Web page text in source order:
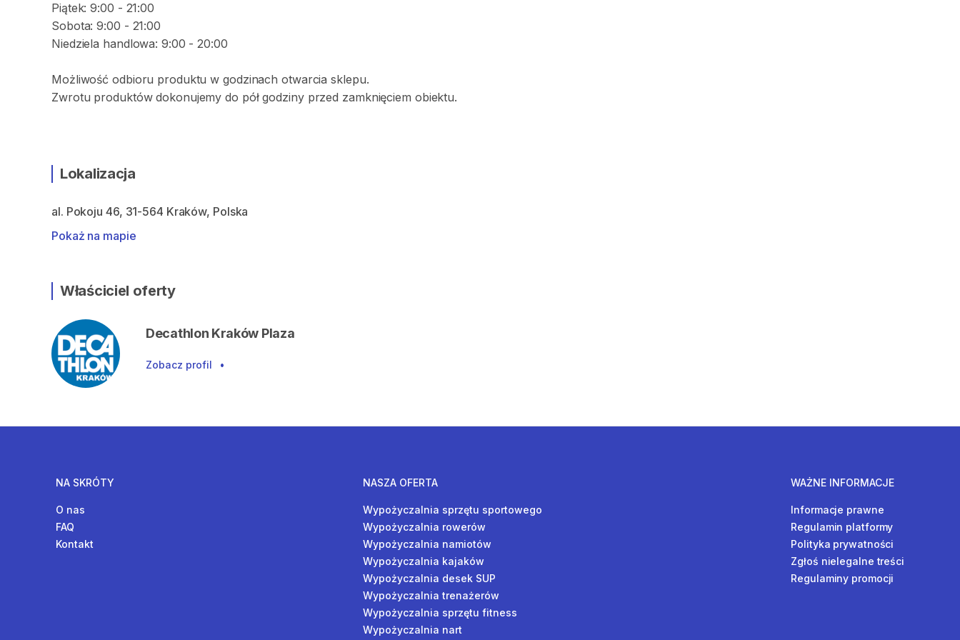
Piątek: 9:00 - 21:00
Sobota: 9:00 - 21:00
Niedziela handlowa: 9:00 - 20:00
Możliwość odbioru produktu w godzinach otwarcia sklepu.
Zwrotu produktów dokonujemy do pół godziny przed zamknięciem obiektu.
Lokalizacja
al. Pokoju 46, 31-564 Kraków, Polska
Pokaż na mapie
Właściciel oferty
Decathlon Kraków Plaza
Zobacz profil •
NA SKRÓTY
O nas
FAQ
Kontakt
NASZA OFERTA
Wypożyczalnia sprzętu sportowego
Wypożyczalnia rowerów
Wypożyczalnia namiotów
Wypożyczalnia kajaków
Wypożyczalnia desek SUP
Wypożyczalnia trenażerów
Wypożyczalnia sprzętu fitness
Wypożyczalnia nart
WAŻNE INFORMACJE
Informacje prawne
Regulamin platformy
Polityka prywatności
Zgłoś nielegalne treści
Regulaminy promocji